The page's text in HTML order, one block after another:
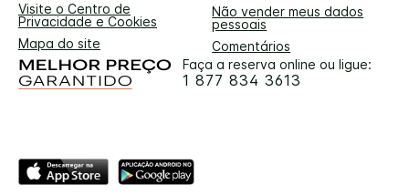
Visite o Centro de
Privacidade e Cookies
Não vender meus dados
pessoais
Mapa do site
Comentários
Faça a reserva online ou ligue:
1 877 834 3613